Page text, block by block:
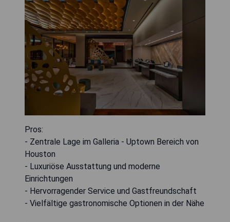
Pros:
- Zentrale Lage im Galleria - Uptown Bereich von
Houston
- Luxuriöse Ausstattung und moderne
Einrichtungen
- Hervorragender Service und Gastfreundschaft
- Vielfältige gastronomische Optionen in der Nähe